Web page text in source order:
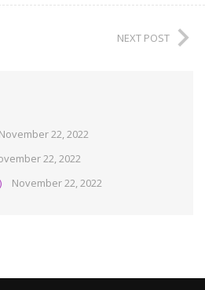
NEXT POST
November 22, 2022
22, 2022
November 22, 2022